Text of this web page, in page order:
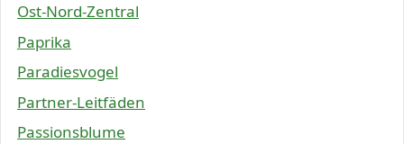
Ost-Nord-Zentral
Paprika
Paradiesvogel
Partner-Leitfäden
Passionsblume